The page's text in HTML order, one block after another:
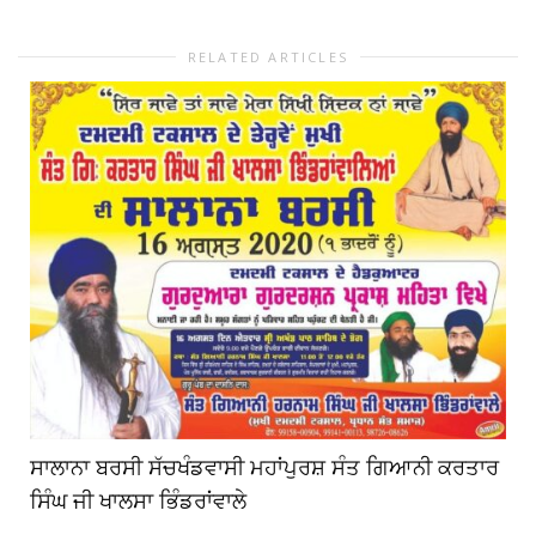
RELATED ARTICLES
ਸਾਲਾਨਾ ਬਰਸੀ ਸੱਚਖੰਡਵਾਸੀ ਮਹਾਂਪੁਰਸ਼ ਸੰਤ ਗਿਆਨੀ ਕਰਤਾਰ
ਸਿੰਘ ਜੀ ਖਾਲਸਾ ਭਿੰਡਰਾਂਵਾਲੇ